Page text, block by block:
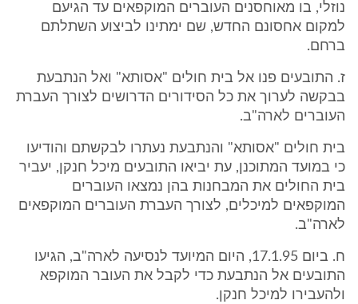
נוזלי, בו מאוחסנים העוברים המוקפאים עד הגיעם
למקום אחסונם החדש, שם ימתינו לביצוע השתלתם
ברחם.
ז. התובעים פנו אל בית חולים "אסותא" ואל הנתבעת
בבקשה לערוך את כל הסידורים הדרושים לצורך העברת
העוברים לארה"ב.
בית חולים "אסותא" והנתבעת נעתרו לבקשתם והודיעו
כי במועד המתוכנן, עת יביאו התובעים מיכל חנקן, יעביר
בית החולים את המבחנות בהן נמצאו העוברים
המוקפאים למיכלים, לצורך העברת העוברים המוקפאים
לארה"ב.
ח. ביום 17.1.95, היום המיועד לנסיעה לארה"ב, הגיעו
התובעים אל הנתבעת כדי לקבל את העובר המוקפא
ולהעבירו למיכל חנקן.